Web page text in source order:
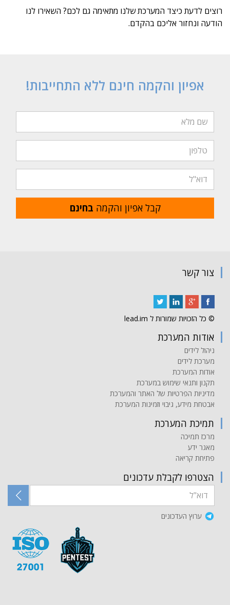
רוצים לדעת כיצד המערכת שלנו מתאימה גם לכם? השאירו לנו
הודעה ונחזור אליכם בהקדם.
אפיון והקמה חינם ללא התחייבות!
קבל אפיון והקמה בחינם
צור קשר
© כל הזכויות שמורות ל lead.im
אודות המערכת
ניהול לידים
מערכת לידים
אודות המערכת
תקנון ותנאי שימוש במערכת
מדיניות הפרטיות של האתר והמערכת
אבטחת מידע, גיבוי וזמינות המערכת
תמיכת המערכת
מרכז תמיכה
מאגר ידע
פתיחת קריאה
הצטרפו לקבלת עדכונים
ערוץ העדכונים